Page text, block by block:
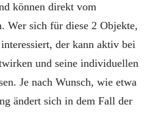
können direkt vom
Wer sich für diese 2 Objekte,
der kann aktiv bei
und seine individuellen
Je nach Wunsch, wie etwa
ändert sich in dem Fall der